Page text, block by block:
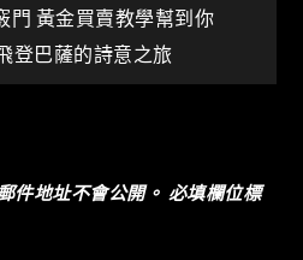
門 黃金買賣教學幫到你
登巴薩的詩意之旅
件地址不會公開。 必填欄位標